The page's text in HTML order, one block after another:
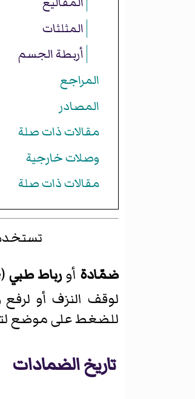
المثلثات
أربطة الجسم
المراجع
المصادر
مقالات ذات صلة
وصلات خارجية
مقالات ذات صلة
ضمّادة أورباط طبي (
لوقف النزف أو
للضغط على موضع
تاريخ الضمادات